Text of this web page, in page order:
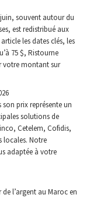
juin, souvent autour du
est redistribué aux
les dates clés, les
75 $, Ristourne
votre montant sur
prix représente un
solutions de
Cetelem, Cofidis,
locales. Notre
adaptée à votre
de l’argent au Maroc en